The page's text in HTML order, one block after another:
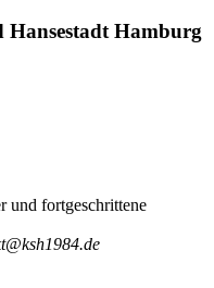
Hansestadt Hamburg
und fortgeschrittene